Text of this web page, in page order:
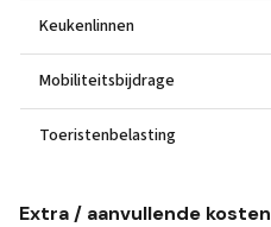
Keukenlinnen
Mobiliteitsbijdrage
Toeristenbelasting
Extra / aanvullende kosten